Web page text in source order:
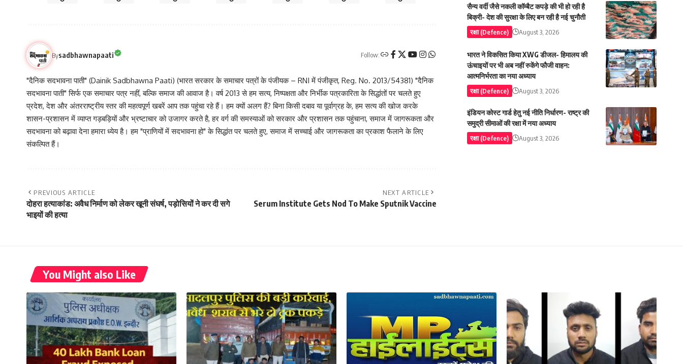
Bysadbhawnapaati Follow:
"दैनिक सदभावना पाती" (Dainik Sadbhawna Paati) (भारत सरकार के समाचार पत्रों के पंजीयक – RNI में पंजीकृत, Reg. No. 2013/54381) "दैनिक
सदभावना पाती" सिर्फ एक समाचार पत्र नहीं, बल्कि समाज की आवाज है। वर्ष 2013 से हम सत्य, निष्पक्षता और निर्भीक पत्रकारिता के सिद्धांतों पर चलते हुए
प्रदेश, देश और अंतरराष्ट्रीय स्तर की महत्वपूर्ण खबरें आप तक पहुंचा रहे हैं। हम क्यों अलग हैं? बिना किसी दबाव या पूर्वाग्रह के, हम सत्य की खोज करके
शासन-प्रशासन में व्याप्त गड़बड़ियों और भ्रष्टाचार को उजागर करते है, हर वर्ग की समस्याओं को सरकार और प्रशासन तक पहुंचाना, समाज में जागरूकता और
सदभावना को बढ़ावा देना हमारा ध्येय है। हम "प्राणियों में सदभावना हो" के सिद्धांत पर चलते हुए, समाज में सच्चाई और जागरूकता का प्रकाश फैलाने के लिए
संकल्पित हैं।
PREVIOUS ARTICLE
दोहरा हत्याकांड: अवैध निर्माण को लेकर खूनी संघर्ष, पड़ोसियों ने कर दी सगे
भाइयों की हत्या
NEXT ARTICLE
Serum Institute Gets Nod To Make Sputnik Vaccine
सैन्य वर्दी जैसे नकली कॉम्बैट कपड़े की भी हो रही है
बिक्री- देश की सुरक्षा के लिए बन रही है नई चुनौती
रक्षा (Defence) August 3, 2026
भारत ने विकसित किया XWG डीजल- हिमालय की
ऊंचाइयों पर भी अब नहीं रुकेंगे फौजी वाहन:
आत्मनिर्भरता का नया अध्याय
रक्षा (Defence) August 3, 2026
इंडियन कोस्ट गार्ड हेतु नई नीति निर्धारण- राष्ट्र की
समुद्री सीमाओं की रक्षा में नया अध्याय
रक्षा (Defence) August 3, 2026
You Might also Like